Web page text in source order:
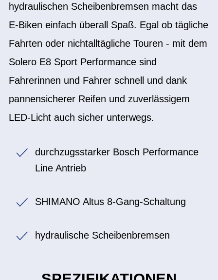
hydraulischen Scheibenbremsen macht das
E-Biken einfach überall Spaß. Egal ob tägliche
Fahrten oder nichtalltägliche Touren - mit dem
Solero E8 Sport Performance sind
Fahrerinnen und Fahrer schnell und dank
pannensicherer Reifen und zuverlässigem
LED-Licht auch sicher unterwegs.
durchzugsstarker Bosch Performance
Line Antrieb
SHIMANO Altus 8-Gang-Schaltung
hydraulische Scheibenbremsen